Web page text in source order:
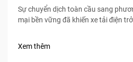
Sự chuyển dịch toàn cầu sang
mại bền vững đã khiến xe tải điện
Xem thêm